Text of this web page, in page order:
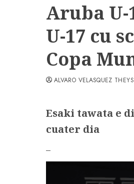
Aruba
U-17 cu
Copa
ALVARO VELASQUEZ
Esaki tawata e
cuater dia
–